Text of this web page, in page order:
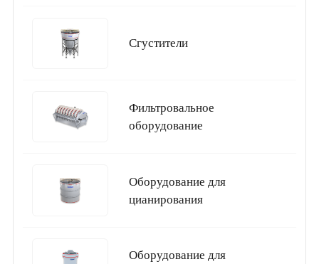
Сгустители
Фильтровальное
оборудование
Оборудование для
цианирования
Оборудование для